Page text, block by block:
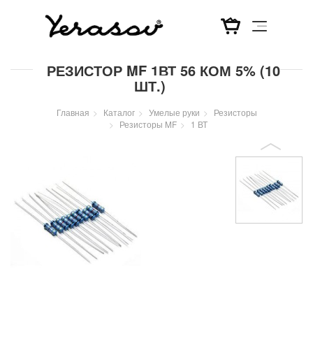
РЕЗИСТОР MF 1ВТ 56 КОМ 5% (10
ШТ.)
Главная Каталог Умелые руки
Резисторы
Резисторы MF
1 ВТ